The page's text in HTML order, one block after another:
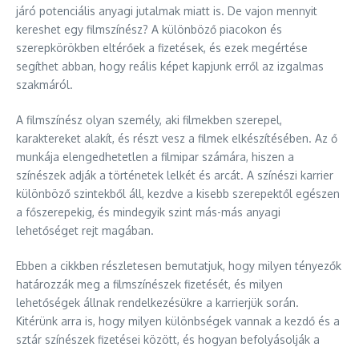
járó potenciális anyagi jutalmak miatt is. De vajon mennyit
kereshet egy filmszínész? A különböző piacokon és
szerepkörökben eltérőek a fizetések, és ezek megértése
segíthet abban, hogy reális képet kapjunk erről az izgalmas
szakmáról.
A filmszínész olyan személy, aki filmekben szerepel,
karaktereket alakít, és részt vesz a filmek elkészítésében. Az ő
munkája elengedhetetlen a filmipar számára, hiszen a
színészek adják a történetek lelkét és arcát. A színészi karrier
különböző szintekből áll, kezdve a kisebb szerepektől egészen
a főszerepekig, és mindegyik szint más-más anyagi
lehetőséget rejt magában.
Ebben a cikkben részletesen bemutatjuk, hogy milyen tényezők
határozzák meg a filmszínészek fizetését, és milyen
lehetőségek állnak rendelkezésükre a karrierjük során.
Kitérünk arra is, hogy milyen különbségek vannak a kezdő és a
sztár színészek fizetései között, és hogyan befolyásolják a